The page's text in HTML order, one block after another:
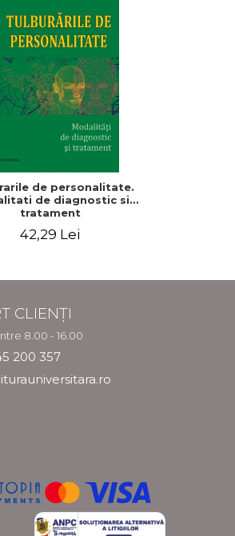
de personalitate.
de diagnostic si
tratament
42,29 Lei
CLIENȚI
8.00 - 16.00
200 357